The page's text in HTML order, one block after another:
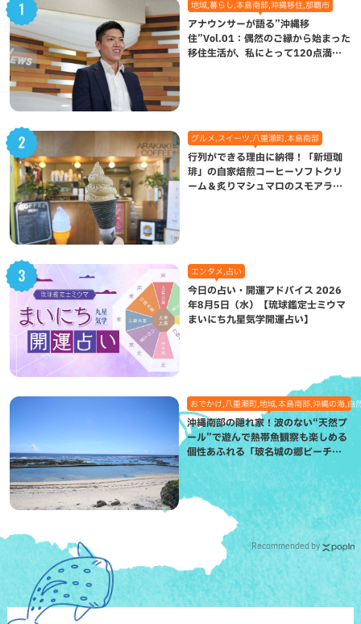
地域,暮らし,本島南部,沖縄移住,那覇市
アナウンサーが語る”沖縄移
住”Vol.01：偶然のご縁から始まった
移住生活が、私にとって120点満点
グルメ,スイーツ,八重瀬町,本島南部
行列ができる理由に納得！「新垣珈
琲」の自家焙煎コーヒーソフトクリ
ーム＆炙りマシュマロのスモアラテ
エンタメ,占い
今日の占い・開運アドバイス 2026
年8月5日（水）【琉球鑑定士ミウマ
まいにち九星気学開運占い】
おでかけ,八重瀬町,地域,本島南部,沖縄の海,自
沖縄南部の隠れ家！波のない“天然プ
ール”で遊んで熱帯魚観察も楽しめる
個性あふれる「玻名城の郷ビーチ」
（八重瀬町）
Recommended by